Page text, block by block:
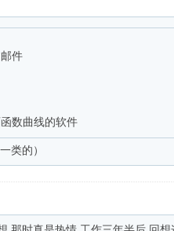
件
数曲线的软件
类的）